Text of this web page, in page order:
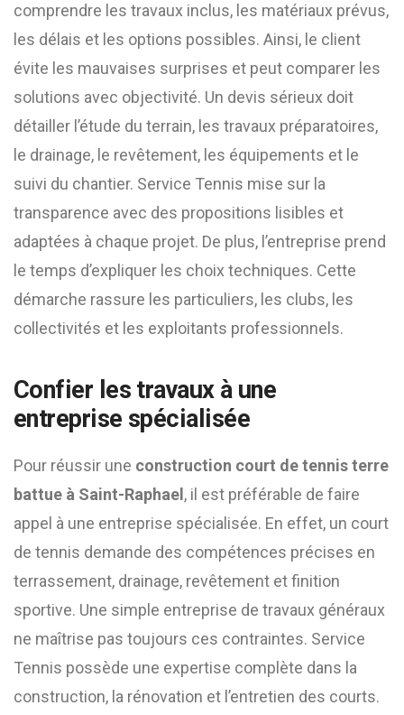
comprendre les travaux inclus, les matériaux prévus,
les délais et les options possibles. Ainsi, le client
évite les mauvaises surprises et peut comparer les
solutions avec objectivité. Un devis sérieux doit
détailler l’étude du terrain, les travaux préparatoires,
le drainage, le revêtement, les équipements et le
suivi du chantier. Service Tennis mise sur la
transparence avec des propositions lisibles et
adaptées à chaque projet. De plus, l’entreprise prend
le temps d’expliquer les choix techniques. Cette
démarche rassure les particuliers, les clubs, les
collectivités et les exploitants professionnels.
Confier les travaux à une
entreprise spécialisée
Pour réussir une construction court de tennis terre
battue à Saint-Raphael , il est préférable de faire
appel à une entreprise spécialisée. En effet, un court
de tennis demande des compétences précises en
terrassement, drainage, revêtement et finition
sportive. Une simple entreprise de travaux généraux
ne maîtrise pas toujours ces contraintes. Service
Tennis possède une expertise complète dans la
construction, la rénovation et l’entretien des courts.